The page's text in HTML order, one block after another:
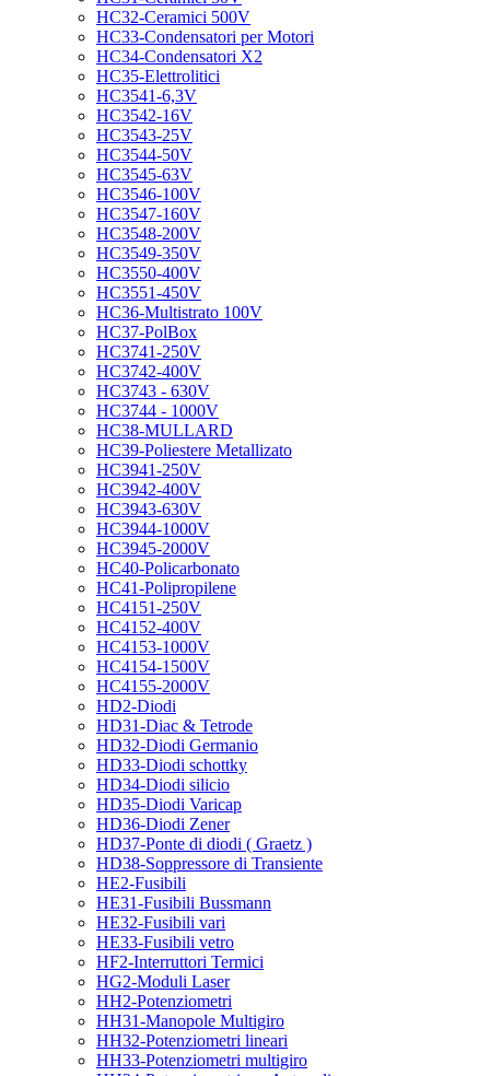
HC32-Ceramici 500V
HC33-Condensatori per Motori
HC34-Condensatori X2
HC35-Elettrolitici
HC3541-6,3V
HC3542-16V
HC3543-25V
HC3544-50V
HC3545-63V
HC3546-100V
HC3547-160V
HC3548-200V
HC3549-350V
HC3550-400V
HC3551-450V
HC36-Multistrato 100V
HC37-PolBox
HC3741-250V
HC3742-400V
HC3743 - 630V
HC3744 - 1000V
HC38-MULLARD
HC39-Poliestere Metallizato
HC3941-250V
HC3942-400V
HC3943-630V
HC3944-1000V
HC3945-2000V
HC40-Policarbonato
HC41-Polipropilene
HC4151-250V
HC4152-400V
HC4153-1000V
HC4154-1500V
HC4155-2000V
HD2-Diodi
HD31-Diac & Tetrode
HD32-Diodi Germanio
HD33-Diodi schottky
HD34-Diodi silicio
HD35-Diodi Varicap
HD36-Diodi Zener
HD37-Ponte di diodi ( Graetz )
HD38-Soppressore di Transiente
HE2-Fusibili
HE31-Fusibili Bussmann
HE32-Fusibili vari
HE33-Fusibili vetro
HF2-Interruttori Termici
HG2-Moduli Laser
HH2-Potenziometri
HH31-Manopole Multigiro
HH32-Potenziometri lineari
HH33-Potenziometri multigiro